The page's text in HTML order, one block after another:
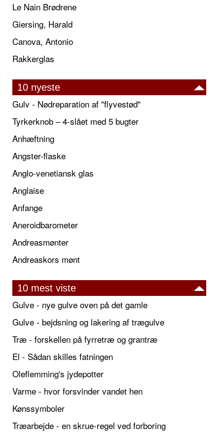
Le Nain Brødrene
Giersing, Harald
Canova, Antonio
Rakkerglas
10 nyeste
Gulv - Nødreparation af "flyvestød"
Tyrkerknob – 4-slået med 5 bugter
Anhæftning
Angster-flaske
Anglo-venetiansk glas
Anglaise
Anfange
Aneroidbarometer
Andreasmønter
Andreaskors mønt
10 mest viste
Gulve - nye gulve oven på det gamle
Gulve - bejdsning og lakering af trægulve
Træ - forskellen på fyrretræ og grantræ
El - Sådan skilles fatningen
Oleflemming's jydepotter
Varme - hvor forsvinder vandet hen
Kønssymboler
Træarbejde - en skrue-regel ved forboring